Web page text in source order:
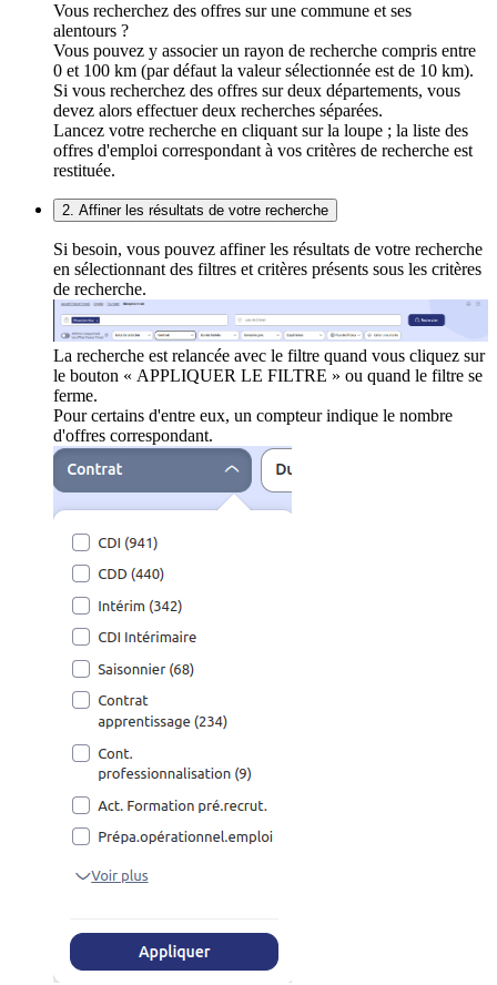
Vous recherchez des offres sur une commune et ses
alentours ?
Vous pouvez y associer un rayon de recherche compris entre
0 et 100 km (par défaut la valeur sélectionnée est de 10 km).
Si vous recherchez des offres sur deux départements, vous
devez alors effectuer deux recherches séparées.
Lancez votre recherche en cliquant sur la loupe ; la liste des
offres d'emploi correspondant à vos critères de recherche est
restituée.
2. Affiner les résultats de votre recherche
Si besoin, vous pouvez affiner les résultats de votre recherche
en sélectionnant des filtres et critères présents sous les critères
de recherche.
La recherche est relancée avec le filtre quand vous cliquez sur
le bouton « APPLIQUER LE FILTRE » ou quand le filtre se
ferme.
Pour certains d'entre eux, un compteur indique le nombre
d'offres correspondant.